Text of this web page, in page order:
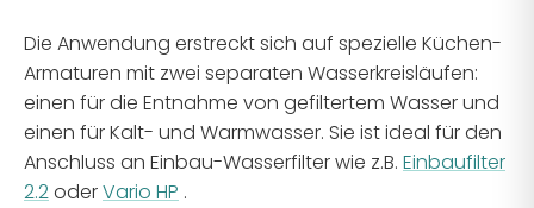
Die Anwendung erstreckt sich auf spezielle Küchen-
Armaturen mit zwei separaten Wasserkreisläufen:
einen für die Entnahme von gefiltertem Wasser und
einen für Kalt- und Warmwasser. Sie ist ideal für den
Anschluss an Einbau-Wasserfilter wie z.B. Einbaufilter
2.2oderVario HP .